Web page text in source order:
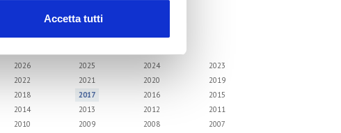
Accetta tutti
Archivio
2026 2025 2024
2023
2022
2021 2020
2019
2018
2017 2016
2015
2014
2013 2012
2011
2010
2009 2008
2007